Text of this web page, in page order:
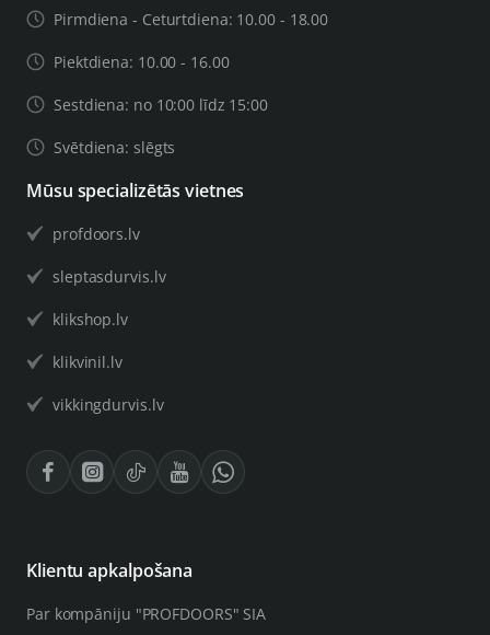
Pirmdiena - Ceturtdiena: 10.00 - 18.00
Piektdiena: 10.00 - 16.00
Sestdiena: no 10:00 līdz 15:00
Svētdiena: slēgts
Mūsu specializētās vietnes
profdoors.lv
sleptasdurvis.lv
klikshop.lv
klikvinil.lv
vikkingdurvis.lv
Klientu apkalpošana
Par kompāniju "PROFDOORS" SIA